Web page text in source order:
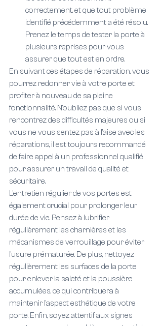
correctement, et que tout problème
identifié précédemment a été résolu.
Prenez le temps de tester la porte à
plusieurs reprises pour vous
assurer que tout est en ordre.
En suivant ces étapes de réparation, vous
pourrez redonner vie à votre porte et
profiter à nouveau de sa pleine
fonctionnalité. N'oubliez pas que si vous
rencontrez des difficultés majeures ou si
vous ne vous sentez pas à l'aise avec les
réparations, il est toujours recommandé
de faire appel à un professionnel qualifié
pour assurer un travail de qualité et
sécuritaire.
L'entretien régulier de vos portes est
également crucial pour prolonger leur
durée de vie. Pensez à lubrifier
régulièrement les charnières et les
mécanismes de verrouillage pour éviter
l'usure prématurée. De plus, nettoyez
régulièrement les surfaces de la porte
pour enlever la saleté et la poussière
accumulées, ce qui contribuera à
maintenir l'aspect esthétique de votre
porte. Enfin, soyez attentif aux signes